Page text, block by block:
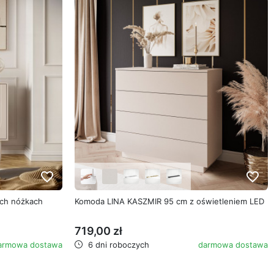
favorite_border
nóżkach
dostawa
favorite_border
Komoda LINA KASZMIR 95 cm z oświetleniem LED
719,00 zł
6 dni roboczych darmowa dostawa